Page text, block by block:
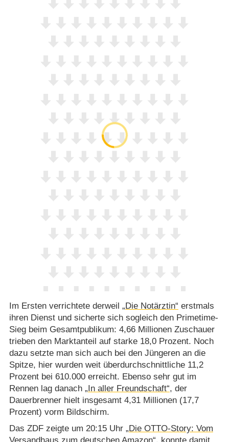
Im Ersten verrichtete derweil „Die Notärztin“ erstmals
ihren Dienst und sicherte sich sogleich den Primetime-
Sieg beim Gesamtpublikum: 4,66 Millionen Zuschauer
trieben den Marktanteil auf starke 18,0 Prozent. Noch
dazu setzte man sich auch bei den Jüngeren an die
Spitze, hier wurden weit überdurchschnittliche 11,2
Prozent bei 610.000 erreicht. Ebenso sehr gut im
Rennen lag danach „In aller Freundschaft“, der
Dauerbrenner hielt insgesamt 4,31 Millionen (17,7
Prozent) vorm Bildschirm.
Das ZDF zeigte um 20:15 Uhr „Die OTTO-Story: Vom